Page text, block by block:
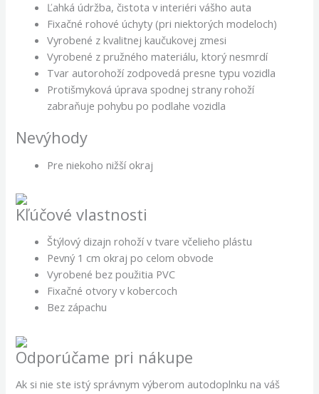
Ľahká údržba, čistota v interiéri vášho auta
Fixačné rohové úchyty (pri niektorých modeloch)
Vyrobené z kvalitnej kaučukovej zmesi
Vyrobené z pružného materiálu, ktorý nesmrdí
Tvar autorohoží zodpovedá presne typu vozidla
Protišmyková úprava spodnej strany rohoží
zabraňuje pohybu po podlahe vozidla
Nevýhody
Pre niekoho nižší okraj
Kľúčové vlastnosti
Štýlový dizajn rohoží v tvare včelieho plástu
Pevný 1 cm okraj po celom obvode
Vyrobené bez použitia PVC
Fixačné otvory v kobercoch
Bez zápachu
Odporúčame pri nákupe
Ak si nie ste istý správnym výberom autodoplnku na váš